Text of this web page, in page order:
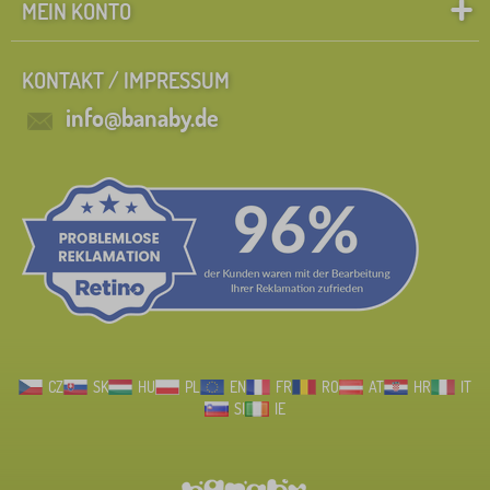
MEIN KONTO
KONTAKT / IMPRESSUM
info@banaby.de
CZ SK HU PL EN FR RO AT HR
IT
SI
IE